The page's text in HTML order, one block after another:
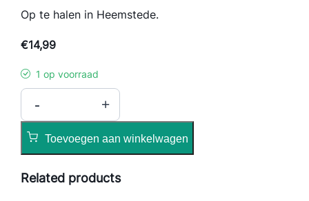
Op te halen in Heemstede.
€14,99
1 op voorraad
M
k
- +
Toevoegen aan winkelwagen
Related products